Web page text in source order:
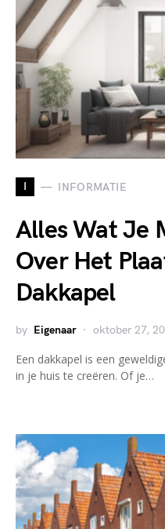
I INFORMATIE
Alles Wat Je
Over Het
Dakkapel
by Eigenaar oktober 27,
Een dakkapel is een
in je huis te creëren. Of je…